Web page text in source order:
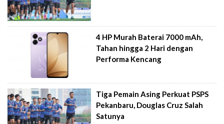
4 HP Murah Baterai 7000 mAh,
Tahan hingga 2 Hari dengan
Performa Kencang
Tiga Pemain Asing Perkuat PSPS
Pekanbaru, Douglas Cruz Salah
Satunya